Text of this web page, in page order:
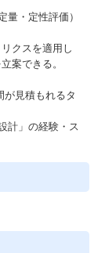
・定性評価）
クスを適用し
案できる。
が見積もれるタ
計」の経験・ス